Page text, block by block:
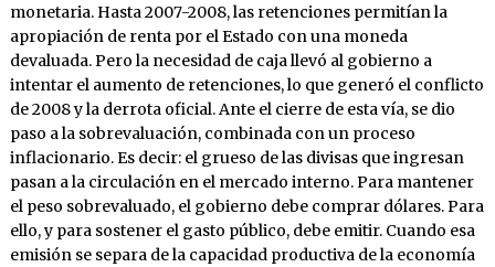
monetaria. Hasta 2007-2008, las retenciones permitían la
apropiación de renta por el Estado con una moneda
devaluada. Pero la necesidad de caja llevó al gobierno a
intentar el aumento de retenciones, lo que generó el conflicto
de 2008 y la derrota oficial. Ante el cierre de esta vía, se dio
paso a la sobrevaluación, combinada con un proceso
inflacionario. Es decir: el grueso de las divisas que ingresan
pasan a la circulación en el mercado interno. Para mantener
el peso sobrevaluado, el gobierno debe comprar dólares. Para
ello, y para sostener el gasto público, debe emitir. Cuando esa
emisión se separa de la capacidad productiva de la economía